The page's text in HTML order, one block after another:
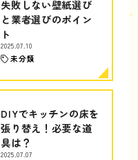
失敗しない壁紙選び
と業者選びのポイン
ト
2025.07.10
未分類
DIYでキッチンの床を
張り替え！必要な道
具は？
2025.07.07